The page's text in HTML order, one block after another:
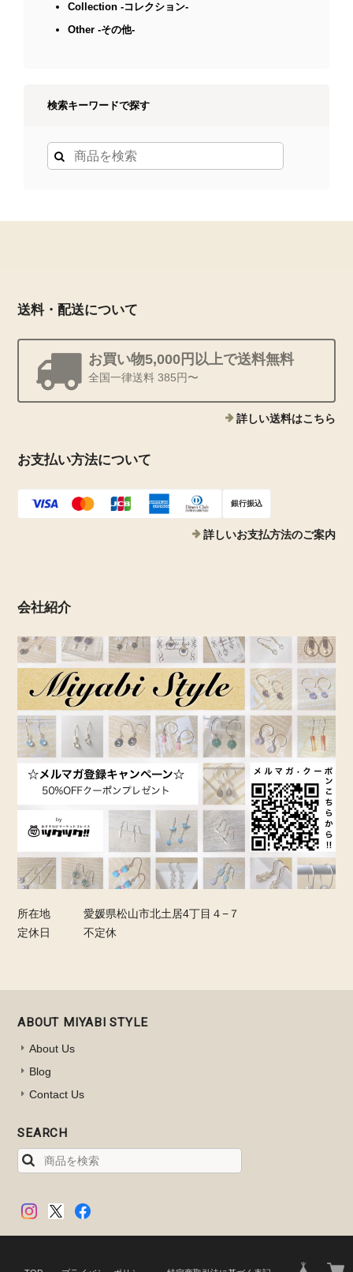
Collection -コレクション-
Other -その他-
検索キーワードで探す
送料・配送について
お買い物5,000円以上で送料無料
全国一律送料 385円〜
詳しい送料はこちら
お支払い方法について
銀行振込
詳しいお支払方法のご案内
会社紹介
所在地
愛媛県松山市北土居4丁目４−７
定休日
不定休
ABOUT MIYABI STYLE
About Us
Blog
Contact Us
SEARCH